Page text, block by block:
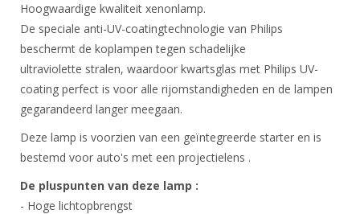
Hoogwaardige kwaliteit xenonlamp.
De speciale anti-UV-coatingtechnologie van Philips
beschermt de koplampen tegen schadelijke
ultraviolette stralen, waardoor kwartsglas met Philips UV-
coating perfect is voor alle rijomstandigheden en de lampen
gegarandeerd langer meegaan.
Deze lamp is voorzien van een geïntegreerde starter en is
bestemd voor auto's met een projectielens .
De pluspunten van deze lamp :
- Hoge lichtopbrengst